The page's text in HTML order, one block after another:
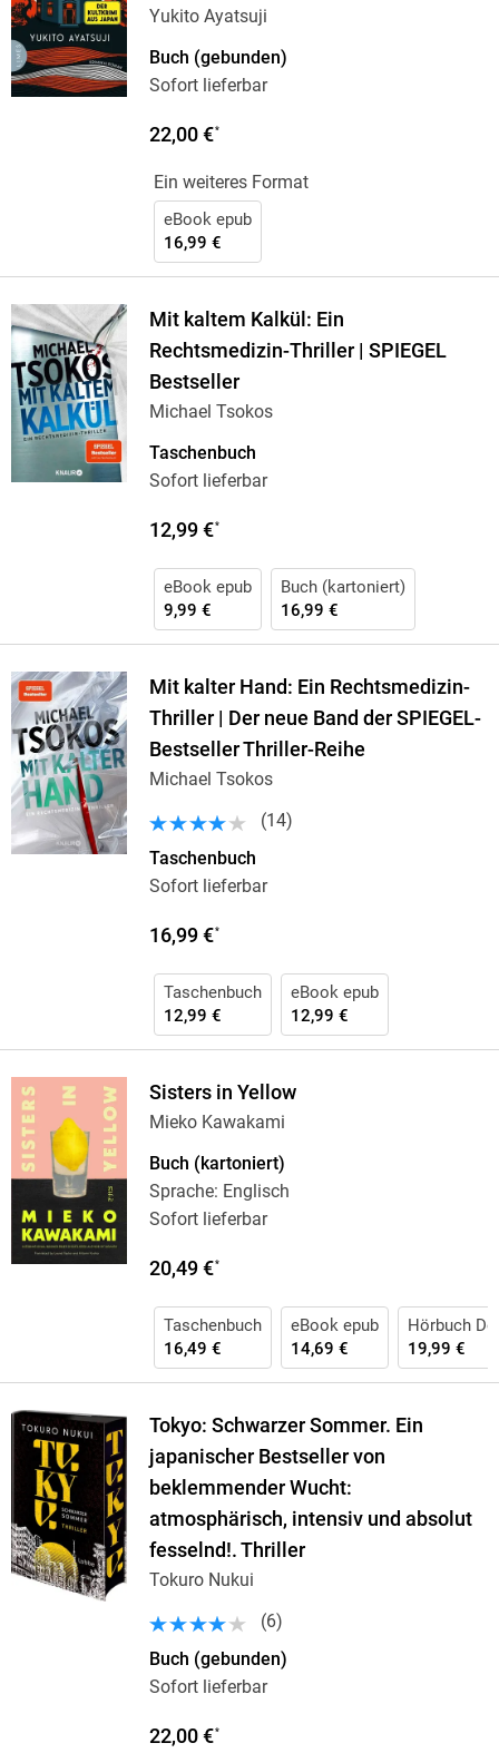
Yukito Ayatsuji
Buch (gebunden)
Sofort lieferbar
22,00 €*
Ein weiteres Format
eBook epub
16,99 €
Mit kaltem Kalkül: Ein
Rechtsmedizin-Thriller | SPIEGEL
Bestseller
Michael Tsokos
Taschenbuch
Sofort lieferbar
12,99 €*
eBook epub
9,99 €
Buch (kartoniert)
16,99 €
Mit kalter Hand: Ein Rechtsmedizin-
Thriller | Der neue Band der SPIEGEL-
Bestseller Thriller-Reihe
Michael Tsokos
(14)
Taschenbuch
Sofort lieferbar
16,99 €*
Taschenbuch
12,99 €
eBook epub
12,99 €
Sisters in Yellow
Mieko Kawakami
Buch (kartoniert)
Sprache: Englisch
Sofort lieferbar
20,49 €*
Taschenbuch
16,49 €
eBook epub
14,69 €
Hörbuch
19,99 €
Tokyo: Schwarzer Sommer. Ein
japanischer Bestseller von
beklemmender Wucht:
atmosphärisch, intensiv und absolut
fesselnd!. Thriller
Tokuro Nukui
(6)
Buch (gebunden)
Sofort lieferbar
22,00 €*